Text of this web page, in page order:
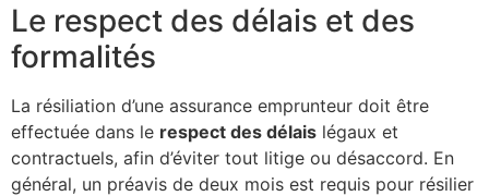
Le respect des délais et des
formalités
La résiliation d’une assurance emprunteur doit être
effectuée dans le respect des délais légaux et
contractuels, afin d’éviter tout litige ou désaccord. En
général, un préavis de deux mois est requis pour résilier